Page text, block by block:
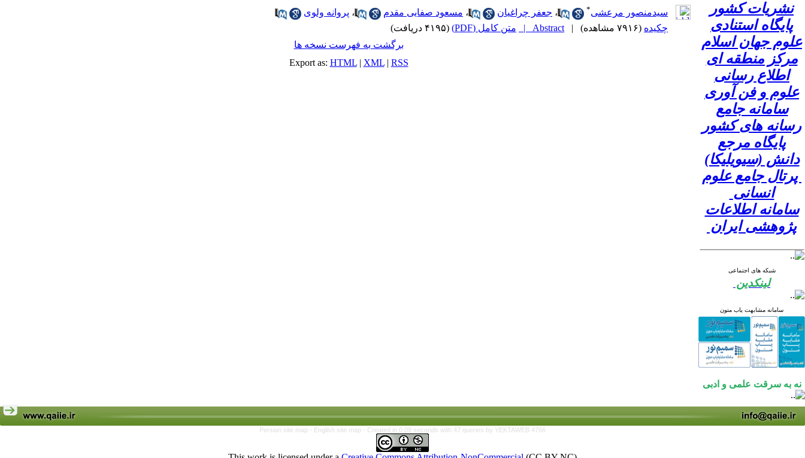
نشریات کشور
پایگاه استنادی
علوم جهان اسلام
مرکز منطقه ای
اطلاع رسانی
علوم و فن آوری
سامانه جامع
رسانه های کشور
پایگاه مرجع
دانش (سیویلیکا)
پرتال جامع علوم
انسانی
سامانه اطلاعات
پژوهشی ایران
شبکه های اجتماعی
لینکدین
سامانه مشابهت یاب متون
نه به سرقت علمی و ادبی
سیدمنصور مرعشی* ، جعفر چراغیان ، مسعود صفایی مقدم ، پروانه ولوی
چکیده (۷۹۱۶ مشاهده) |
Abstract | متن کامل (PDF)
(۴۱۹۵ دریافت)
برگشت به فهرست نسخه ها
Export as: HTML| XML| RSS
Persian site map - English site map - Created in 0.09 seconds with 47 queries by YEKTAWEB 4766